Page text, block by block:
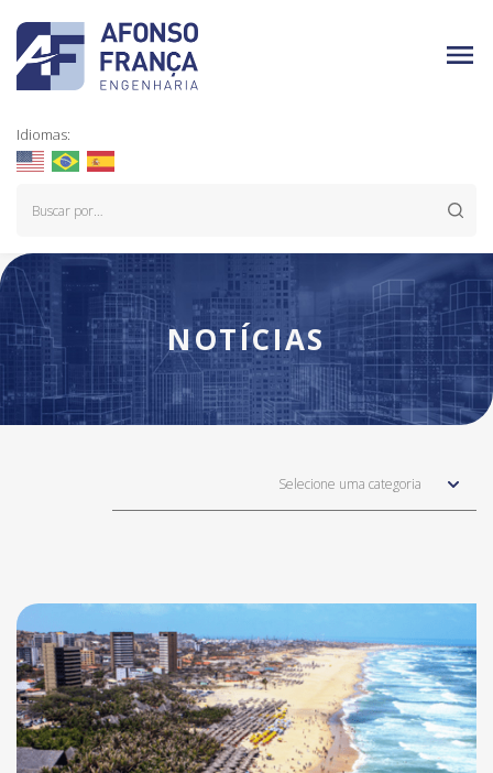
Idiomas:
NOTÍCIAS
Selecione uma categoria
Notícias